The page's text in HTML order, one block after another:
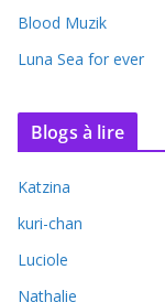
Blood Muzik
Luna Sea for ever
Blogs à lire
Katzina
kuri-chan
Luciole
Nathalie